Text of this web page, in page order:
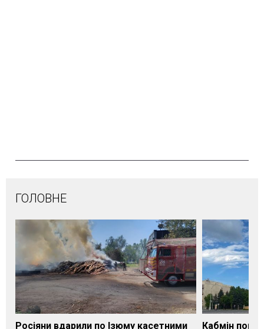
ГОЛОВНЕ
Росіяни вдарили по Ізюму касетними
Кабмін